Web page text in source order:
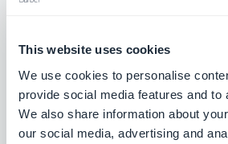
This website uses cookies
We use cookies to personalise
provide social media features and to
We also share information about
our social media, advertising and
Analiza las estadísticas
Gratis